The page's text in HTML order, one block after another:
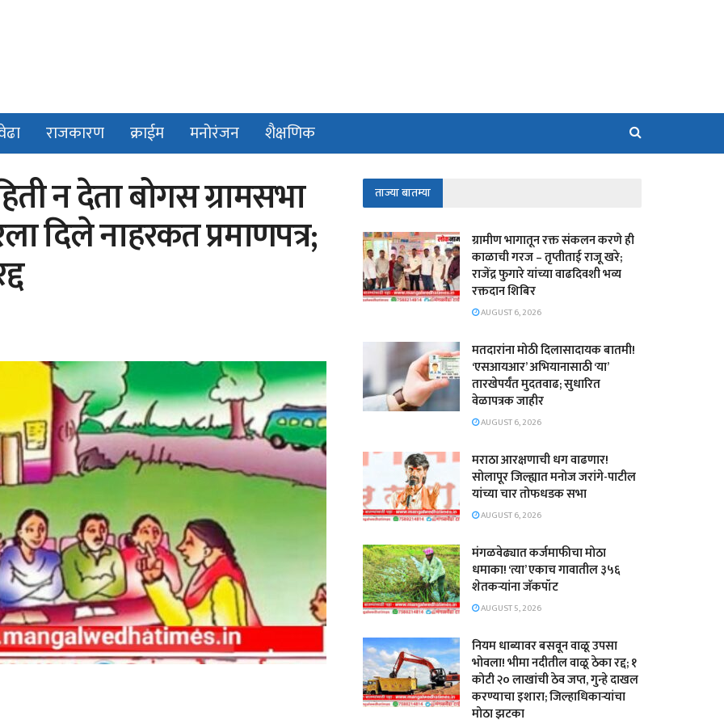
राजकारण क्राईम मनोरंजन शैक्षणिक
न देता बोगस ग्रामसभा
दिले नाहरकत प्रमाणपत्र;
ताज्या बातम्या
ग्रामीण भागातून रक्त संकलन करणे ही
काळाची गरज – तृप्तीताई राजू खरे;
राजेंद्र फुगारे यांच्या वाढदिवशी भव्य
रक्तदान शिबिर
AUGUST 6, 2026
मतदारांना मोठी दिलासादायक बातमी!
‘एसआयआर’ अभियानासाठी ‘या’
तारखेपर्यंत मुदतवाढ; सुधारित
वेळापत्रक जाहीर
AUGUST 6, 2026
मराठा आरक्षणाची धग वाढणार!
सोलापूर जिल्ह्यात मनोज जरांगे-पाटील
यांच्या चार तोफधडक सभा
AUGUST 6, 2026
मंगळवेढ्यात कर्जमाफीचा मोठा
धमाका! ‘त्या’ एकाच गावातील ३५६
शेतकऱ्यांना जॅकपॉट
AUGUST 5, 2026
नियम धाब्यावर बसवून वाळू उपसा
भोवला! भीमा नदीतील वाळू ठेका रद्द; १
कोटी २० लाखांची ठेव जप्त, गुन्हे दाखल
करण्याचा इशारा; जिल्हाधिकाऱ्यांचा
मोठा झटका